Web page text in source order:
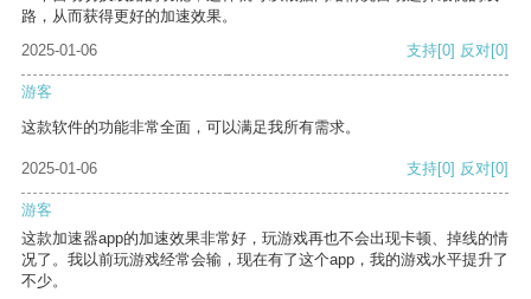
路，从而获得更好的加速效果。
2025-01-06
支持[0] 反对[0]
游客
这款软件的功能非常全面，可以满足我所有需求。
2025-01-06 支持[0] 反对[0]
游客
这款加速器app的加速效果非常好，玩游戏再也不会出现卡顿、掉线的情
况了。我以前玩游戏经常会输，现在有了这个app，我的游戏水平提升了
不少。